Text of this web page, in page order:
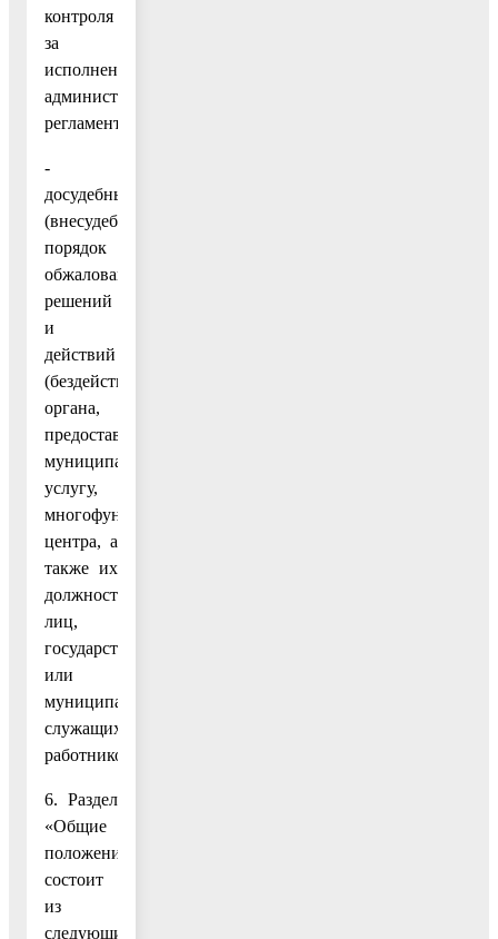
контроля
за
исполнением
административного
регламента;
-
досудебный
(внесудебный)
порядок
обжалования
решений
и
действий
(бездействия)
органа,
предоставляющего
муниципальную
услугу,
многофункционального
центра, а
также их
должностных
лиц,
государственных
или
муниципальных
служащих,
работников.
6. Раздел
«Общие
положения»
состоит
из
следующих